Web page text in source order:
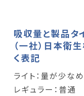
吸収量と製品タ
（一社）日本衛
く表記
ライト：量が少
レギュラー：普